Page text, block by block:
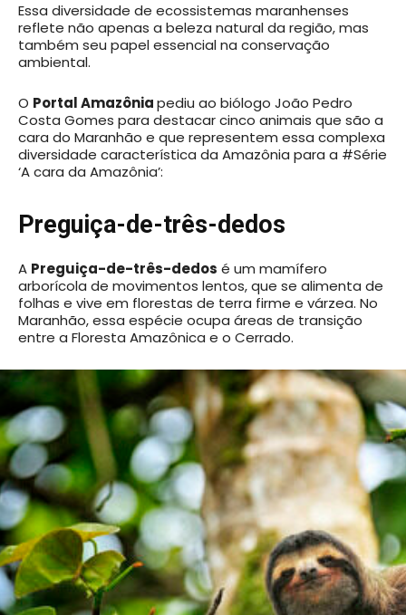
Essa diversidade de ecossistemas maranhenses
reflete não apenas a beleza natural da região, mas
também seu papel essencial na conservação
ambiental.
O Portal Amazôniapediu ao biólogo João Pedro
Costa Gomes para destacar cinco animais que são a
cara do Maranhão e que representem essa complexa
diversidade característica da Amazônia para a #Série
‘A cara da Amazônia’:
Preguiça-de-três-dedos
A Preguiça-de-três-dedos é um mamífero
arborícola de movimentos lentos, que se alimenta de
folhas e vive em florestas de terra firme e várzea. No
Maranhão, essa espécie ocupa áreas de transição
entre a Floresta Amazônica e o Cerrado.